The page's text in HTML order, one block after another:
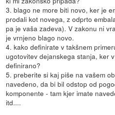
3. blago ne more biti novo, ker je
prodali kot novega, z odprto
pa je vaša zadeva). V zakonu ni
je vrnjeno blago novo.
4. kako definirate v takšnem
ugotovitev dejanskega stanja, ker
definirano?
5. preberite si kaj piše na vašem
navedeno, da bi bil odstop od
komponente - tam kjer imate
itd....